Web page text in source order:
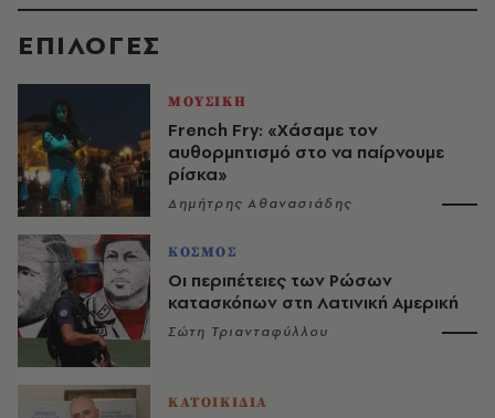
EΠΙΛΟΓΈΣ
ΜΟΥΣΙΚΗ
French Fry: «Χάσαμε τον
αυθορμητισμό στο να παίρνουμε
ρίσκα»
Δημήτρης Αθανασιάδης
ΚΟΣΜΟΣ
Οι περιπέτειες των Ρώσων
κατασκόπων στη Λατινική Αμερική
Σώτη Τριανταφύλλου
ΚΑΤΟΙΚΙΔΙΑ